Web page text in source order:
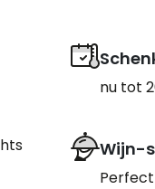
nu tot
Wijn-